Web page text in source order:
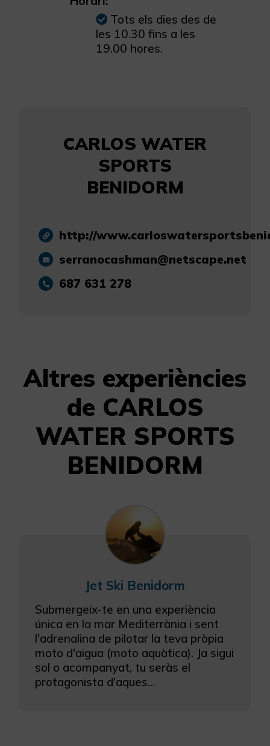
Tots els dies des de
les 10.30 fins a les
19.00 hores.
CARLOS WATER
SPORTS
BENIDORM
http://
serranocashman@netscape.net
687 631 278
Altres experiències
de CARLOS
WATER SPORTS
BENIDORM
Jet Ski Benidorm
Submergeix-te en una experiència
única en la mar Mediterrània i sent
l'adrenalina de pilotar la teva pròpia
moto d'aigua (moto aquàtica). Ja sigui
sol o acompanyat, tu seràs el
protagonista d'aques...